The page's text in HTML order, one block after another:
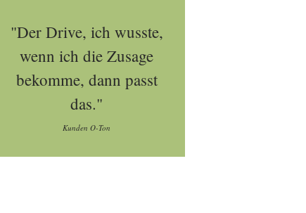
"Der Drive, ich wusste,
wenn ich die Zusage
bekomme, dann passt
das."
Kunden O-Ton